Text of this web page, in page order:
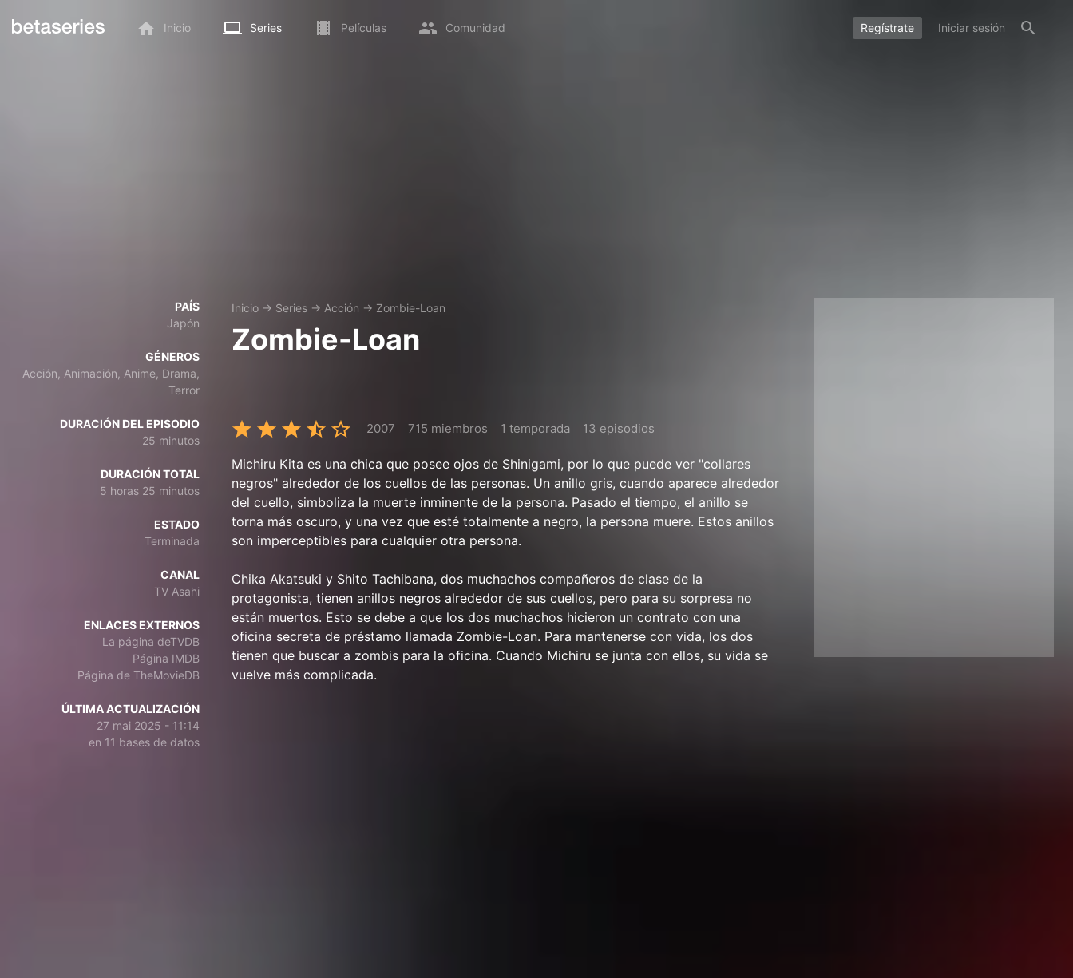
Inicio Series Películas Comunidad Regístrate Iniciar sesión
PAÍS
Japón
GÉNEROS
Acción, Animación, Anime, Drama,
Terror
DURACIÓN DEL EPISODIO
25 minutos
DURACIÓN TOTAL
5 horas 25 minutos
ESTADO
Terminada
CANAL
TV Asahi
ENLACES EXTERNOS
La página deTVDB
Página IMDB
Página de TheMovieDB
ÚLTIMA ACTUALIZACIÓN
27 mai 2025 - 11:14
en 11 bases de datos
Inicio → Series → Acción → Zombie-Loan
Zombie-Loan
2007 715 miembros 1 temporada 13 episodios
Michiru Kita es una chica que posee ojos de Shinigami, por lo que puede ver "collares
negros" alrededor de los cuellos de las personas. Un anillo gris, cuando aparece alrededor
del cuello, simboliza la muerte inminente de la persona. Pasado el tiempo, el anillo se
torna más oscuro, y una vez que esté totalmente a negro, la persona muere. Estos anillos
son imperceptibles para cualquier otra persona.
Chika Akatsuki y Shito Tachibana, dos muchachos compañeros de clase de la
protagonista, tienen anillos negros alrededor de sus cuellos, pero para su sorpresa no
están muertos. Esto se debe a que los dos muchachos hicieron un contrato con una
oficina secreta de préstamo llamada Zombie-Loan. Para mantenerse con vida, los dos
tienen que buscar a zombis para la oficina. Cuando Michiru se junta con ellos, su vida se
vuelve más complicada.